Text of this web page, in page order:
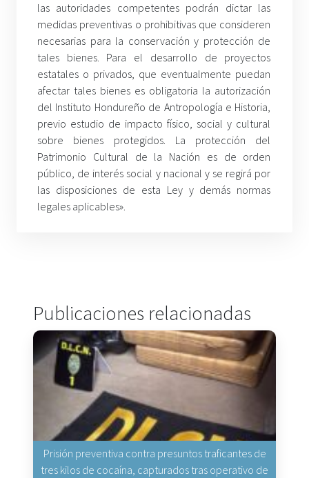
las autoridades competentes podrán dictar las
medidas preventivas o prohibitivas que consideren
necesarias para la conservación y protección de
tales bienes. Para el desarrollo de proyectos
estatales o privados, que eventualmente puedan
afectar tales bienes es obligatoria la autorización
del Instituto Hondureño de Antropología e Historia,
previo estudio de impacto físico, social y cultural
sobre bienes protegidos. La protección del
Patrimonio Cultural de la Nación es de orden
público, de interés social y nacional y se regirá por
las disposiciones de esta Ley y demás normas
legales aplicables».
Publicaciones relacionadas
Prisión preventiva contra presuntos traficantes de
tres kilos de cocaína, capturados tras operativo de